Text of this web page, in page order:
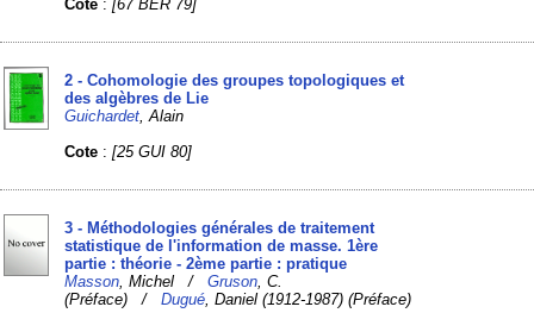
Cote :[67 BER 79]
2 - Cohomologie des groupes topologiques et
des algèbres de Lie
Guichardet , Alain
Cote :[25 GUI 80]
3 - Méthodologies générales de traitement
statistique de l'information de masse. 1ère
partie : théorie - 2ème partie : pratique
Masson , Michel /Gruson , C.
(Préface) /Dugué , Daniel (1912-1987) (Préface)